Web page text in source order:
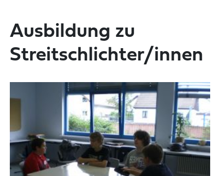
Ausbildung zu
Streitschlichter/innen